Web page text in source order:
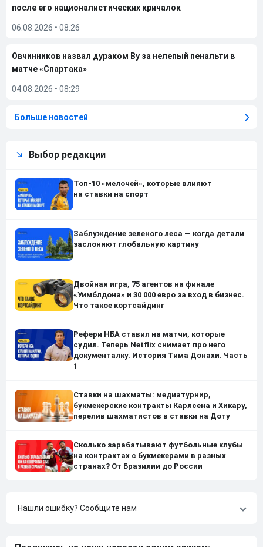
после его националистических кричалок
06.08.2026 • 08:26
Овчинников назвал дураком Ву за нелепый пенальти в
матче «Спартака»
04.08.2026 • 08:29
Больше новостей
Выбор редакции
Топ-10 «мелочей», которые влияют
на ставки на спорт
Заблуждение зеленого леса — когда детали
заслоняют глобальную картину
Двойная игра, 75 агентов на финале
«Уимблдона» и 30 000 евро за вход в бизнес.
Что такое кортсайдинг
Рефери НБА ставил на матчи, которые
судил. Теперь Netflix снимает про него
документалку. История Тима Донахи. Часть
1
Ставки на шахматы: медиатурнир,
букмекерские контракты Карлсена и Хикару,
перелив шахматистов в ставки на Доту
Сколько зарабатывают футбольные клубы
на контрактах с букмекерами в разных
странах? От Бразилии до России
Нашли ошибку? Сообщите нам